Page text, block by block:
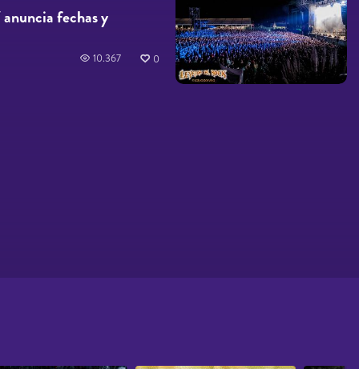
fechas y
10.367 0